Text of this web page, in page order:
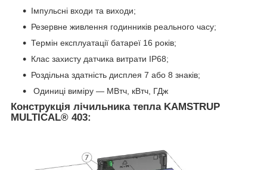
Імпульсні входи та виходи;
Резервне живлення годинників реального часу;
Термін експлуатації батареї 16 років;
Клас захисту датчика витрати IP68;
Роздільна здатність дисплея 7 або 8 знаків;
Одиниці виміру — МВтч, кВтч, ГДж
Конструкція лічильника тепла KAMSTRUP
MULTICAL® 403: